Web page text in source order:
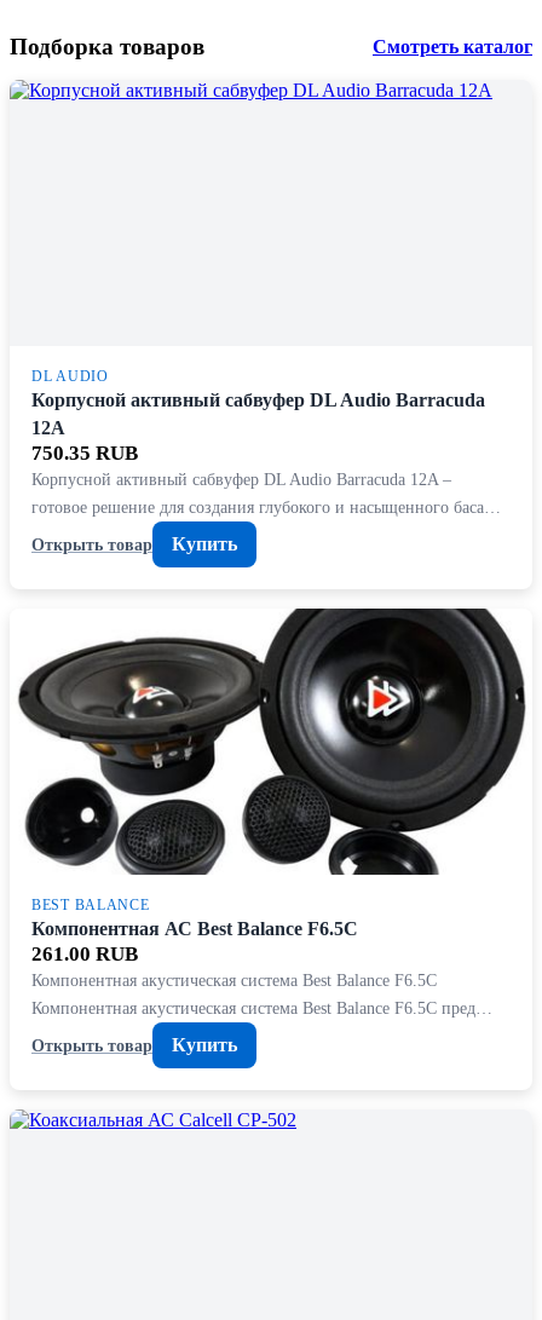
Подборка товаров Смотреть каталог
DL AUDIO
Корпусной активный сабвуфер DL Audio Barracuda
12A
750.35 RUB
Корпусной активный сабвуфер DL Audio Barracuda 12A –
готовое решение для создания глубокого и насыщенного баса…
Открыть товар
Купить
BEST BALANCE
Компонентная АС Best Balance F6.5C
261.00 RUB
Компонентная акустическая система Best Balance F6.5C
Компонентная акустическая система Best Balance F6.5C пред…
Открыть товар
Купить